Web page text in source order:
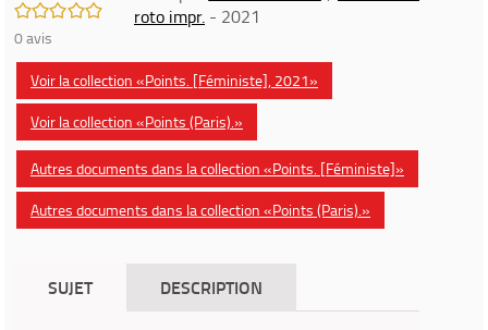
/5
0avis
roto impr. - 2021
Voir la collection «Points. [Féministe], 2021»
Voir la collection «Points (Paris).»
Autres documents dans la collection «Points. [Féministe]»
Autres documents dans la collection «Points (Paris).»
SUJET DESCRIPTION